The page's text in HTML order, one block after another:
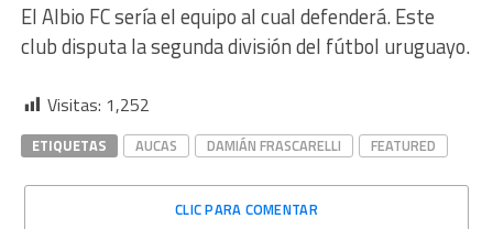
El Albio FC sería el equipo al cual defenderá. Este
club disputa la segunda división del fútbol uruguayo.
Visitas: 1,252
ETIQUETAS AUCAS DAMIÁN FRASCARELLI FEATURED
CLIC PARA COMENTAR